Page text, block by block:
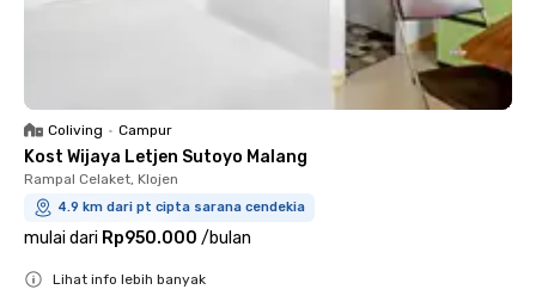
Coliving • Campur
Kost Wijaya Letjen Sutoyo Malang
Rampal Celaket, Klojen
4.9 km dari pt cipta sarana cendekia
mulai dari Rp950.000 /bulan
Lihat info lebih banyak